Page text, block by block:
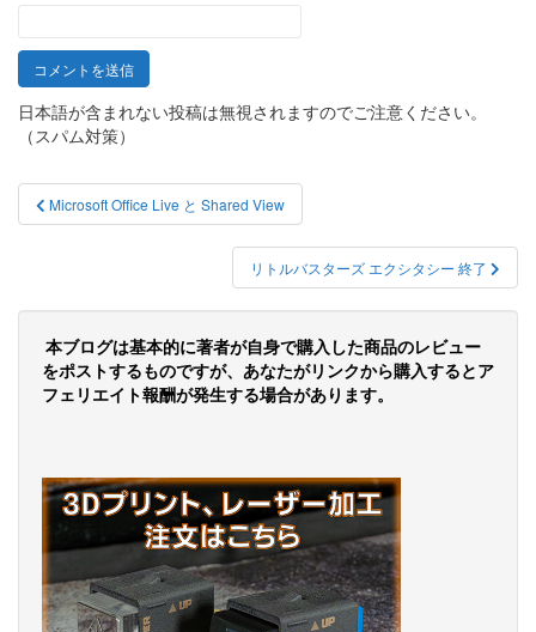
日本語が含まれない投稿は無視されますのでご注意ください。
（スパム対策）
投
稿
ビ
ゲ
ー
ョ
ン
Microsoft Office Live と Shared View
リトルバスターズ エクシタシー 終了
本ブログは基本的に著者が自身で購入した商品のレビュー
をポストするものですが、あなたがリンクから購入するとア
フェリエイト報酬が発生する場合があります。